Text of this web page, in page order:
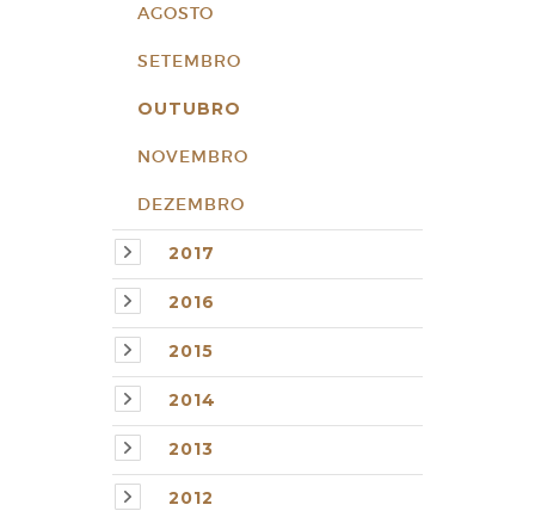
AGOSTO
SETEMBRO
OUTUBRO
NOVEMBRO
DEZEMBRO
2017
2016
2015
2014
2013
2012